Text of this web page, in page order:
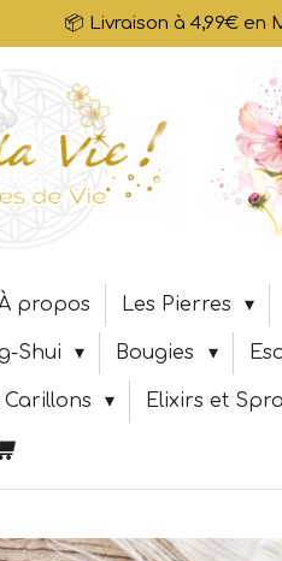
📦 Livraison à 4,99€ en
propos Les Pierres
Shui Bougies
Elixirs et